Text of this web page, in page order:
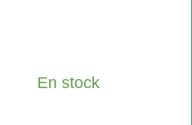
En stock